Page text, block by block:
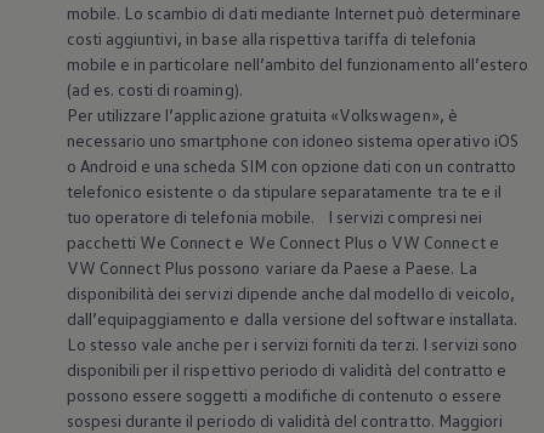
mobile. Lo scambio di dati mediante Internet può determinare
costi aggiuntivi, in base alla rispettiva tariffa di telefonia
mobile e in particolare nell’ambito del funzionamento all’estero
(ad es. costi di roaming).
Per utilizzare l’applicazione gratuita «Volkswagen», è
necessario uno smartphone con idoneo sistema operativo iOS
o Android e una scheda SIM con opzione dati con un contratto
telefonico esistente o da stipulare separatamente tra te e il
tuo operatore di telefonia mobile. I servizi compresi nei
pacchetti We Connect e We Connect Plus o VW Connect e
VW Connect Plus possono variare da Paese a Paese. La
disponibilità dei servizi dipende anche dal modello di veicolo,
dall’equipaggiamento e dalla versione del software installata.
Lo stesso vale anche per i servizi forniti da terzi. I servizi sono
disponibili per il rispettivo periodo di validità del contratto e
possono essere soggetti a modifiche di contenuto o essere
sospesi durante il periodo di validità del contratto. Maggiori